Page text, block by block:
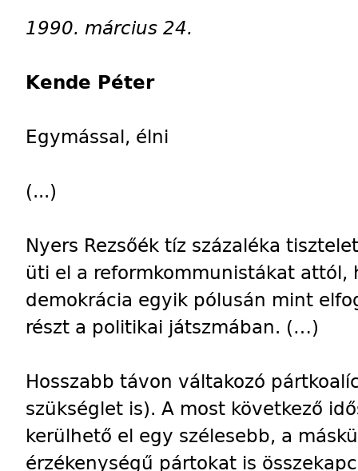
1990. március 24.
Kende Péter
Egymással, élni
(...)
Nyers Rezsőék tíz százaléka
üti el a reformkommunistákat attól,
demokrácia egyik pólusán mint
részt a politikai játszmában. (…)
Hosszabb távon váltakozó
szükséglet is). A most következő
kerülhető el egy szélesebb, a
érzékenységű pártokat is